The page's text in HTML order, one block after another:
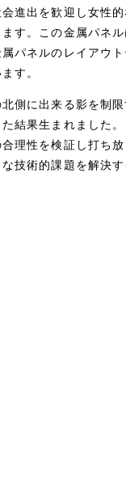
進出を歓迎し女性
す。この金属パネ
パネルのレイアウ
す。
側に出来る影を制
結果生まれました
理性を検証し打ち
技術的課題を解決す